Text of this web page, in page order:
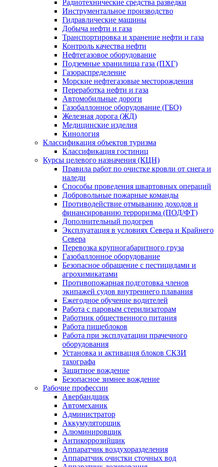
Радиотехнические средства разведки
Инструментальное производство
Гидравлические машины
Добыча нефти и газа
Транспортировка и хранение нефти и газа
Контроль качества нефти
Нефтегазовое оборудование
Подземные хранилища газа (ПХГ)
Газораспределение
Морские нефтегазовые месторождения
Переработка нефти и газа
Автомобильные дороги
Газобаллонное оборудование (ГБО)
Железная дорога (ЖД)
Медицинские изделия
Кинология
Классификация объектов туризма
Классификация гостиниц
Курсы целевого назначения (КЦН)
Правила работ по очистке кровли от снега и
наледи
Способы проведения швартовных операций
Добровольные пожарные команды
Противодействие отмыванию доходов и
финансированию терроризма (ПОД/ФТ)
Дополнительный подогрев
Эксплуатация в условиях Севера и Крайнего
Севера
Перевозка крупногабаритного груза
Газобаллонное оборудование
Безопасное обращение с пестицидами и
агрохимикатами
Противопожарная подготовка членов
экипажей судов внутреннего плавания
Ежегодное обучение водителей
Работа с паровым стерилизаторам
Работник общественного питания
Работа пищеблоков
Работа при эксплуатации прачечного
оборудования
Установка и активация блоков СКЗИ
тахографа
Защитное вождение
Безопасное зимнее вождение
Рабочие профессии
Авербандщик
Автомеханик
Администратор
Аккумуляторщик
Алюминировщик
Антикоррозийщик
Аппаратчик воздухоразделения
Аппаратчик очистки сточных вод